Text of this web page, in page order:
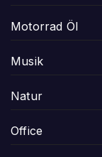
Motorrad Öl
Musik
Natur
Office